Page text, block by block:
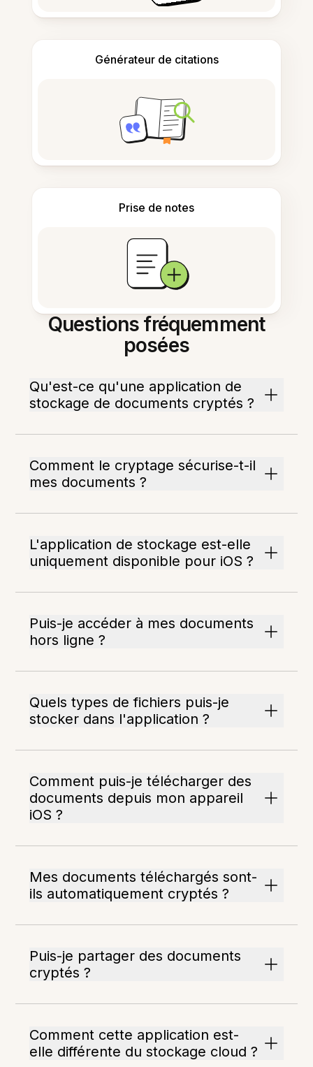
Générateur de citations
Prise de notes
Questions fréquemment
posées
Qu'est-ce qu'une application de
stockage de documents cryptés ?
Comment le cryptage sécurise-t-il
mes documents ?
L'application de stockage est-elle
uniquement disponible pour iOS ?
Puis-je accéder à mes documents
hors ligne ?
Quels types de fichiers puis-je
stocker dans l'application ?
Comment puis-je télécharger des
documents depuis mon appareil
iOS ?
Mes documents téléchargés sont-
ils automatiquement cryptés ?
Puis-je partager des documents
cryptés ?
Comment cette application est-
elle différente du stockage cloud ?